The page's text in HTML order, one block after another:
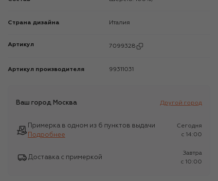
Страна дизайна Италия
Артикул 7099328
Артикул производителя 99311031
Ваш город Москва Другой город
Примерка в одном из 6 пунктов выдачи
Подробнее
Сегодня
c 14:00
Доставка с примеркой
Завтра
c 10:00